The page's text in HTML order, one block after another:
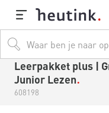
Leerpakket plus |
Junior Lezen
608198